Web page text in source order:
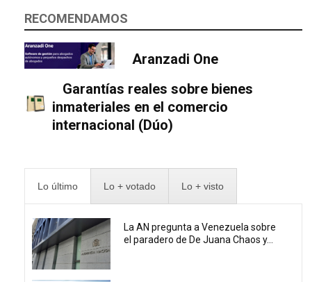
RECOMENDAMOS
Aranzadi One
Garantías reales sobre bienes
inmateriales en el comercio
internacional (Dúo)
Lo último Lo + votado Lo + visto
La AN pregunta a Venezuela sobre
el paradero de De Juana Chaos y...